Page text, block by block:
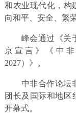
和农业现代化，构
向和平、安全、繁
峰会通过《关于
京宣言》《中非
2027）》。
中非合作论坛非
团长及国际和地区
开幕式。